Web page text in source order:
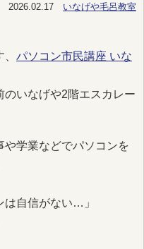
2026.02.17 いなげや毛呂教室
パソコン市民講座 いな
いなげや2階エスカレー
や学業などでパソコンを
は自信がない…」